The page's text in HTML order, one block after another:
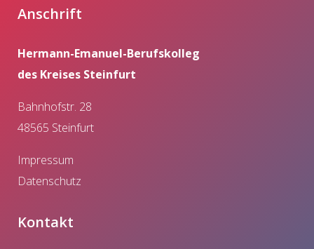
Anschrift
Hermann-Emanuel-Berufskolleg
des Kreises Steinfurt
Bahnhofstr. 28
48565 Steinfurt
Impressum
Datenschutz
Kontakt